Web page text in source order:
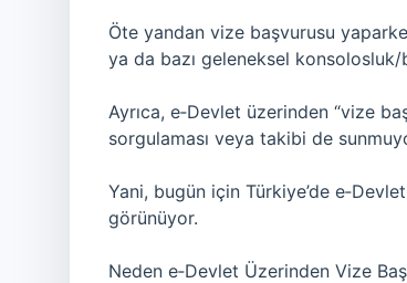
Öte yandan vize başvurusu
ya da bazı geleneksel konsolosluk/
Ayrıca, e‑Devlet üzerinden “vize
sorgulaması veya takibi de
Yani, bugün için Türkiye’de
görünüyor.
Neden e‑Devlet Üzerinden Vize